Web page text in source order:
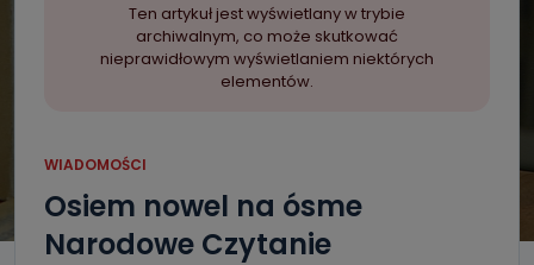
Ten artykuł jest wyświetlany w trybie
archiwalnym, co może skutkować
nieprawidłowym wyświetlaniem niektórych
elementów.
WIADOMOŚCI
Osiem nowel na ósme
Narodowe Czytanie